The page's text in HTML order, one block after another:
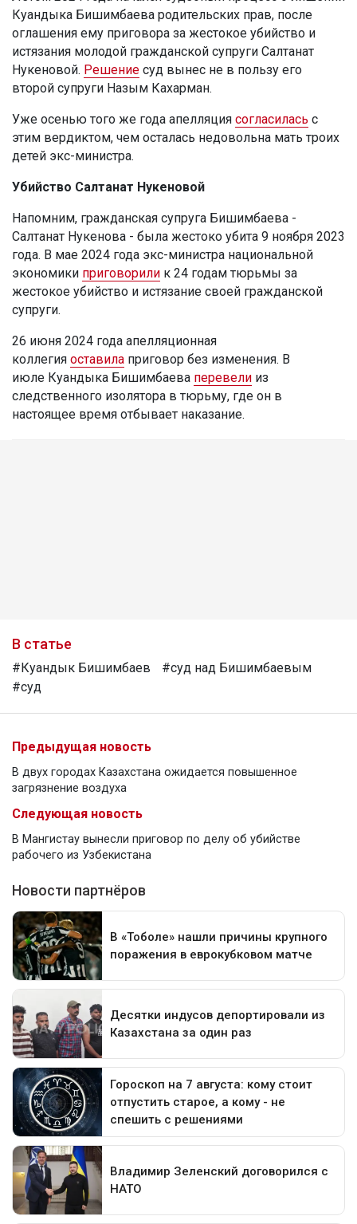
Куандыка Бишимбаева родительских прав, после
оглашения ему приговора за жестокое убийство и
истязания молодой гражданской супруги Салтанат
Нукеновой. Решение суд вынес не в пользу его
второй супруги Назым Кахарман.
Уже осенью того же года апелляция согласилась с
этим вердиктом, чем осталась недовольна мать троих
детей экс-министра.
Убийство Салтанат Нукеновой
Напомним, гражданская супруга Бишимбаева -
Салтанат Нукенова - была жестоко убита 9 ноября 2023
года. В мае 2024 года экс-министра национальной
экономики приговорили к 24 годам тюрьмы за
жестокое убийство и истязание своей гражданской
супруги.
26 июня 2024 года апелляционная
коллегия оставила приговор без изменения. В
июле Куандыка Бишимбаева перевели из
следственного изолятора в тюрьму, где он в
настоящее время отбывает наказание.
В статье
#Куандык Бишимбаев
#суд над Бишимбаевым
#суд
Предыдущая новость
В двух городах Казахстана ожидается повышенное
загрязнение воздуха
Следующая новость
В Мангистау вынесли приговор по делу об убийстве
рабочего из Узбекистана